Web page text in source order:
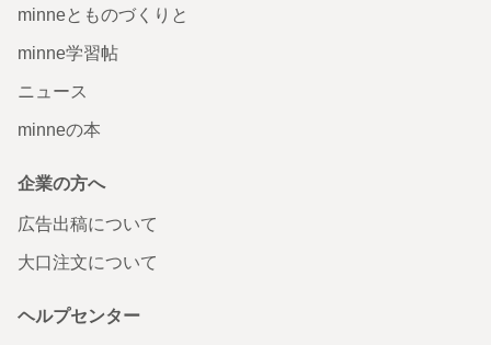
minneとものづくりと
minne学習帖
ニュース
minneの本
企業の方へ
広告出稿について
大口注文について
ヘルプセンター